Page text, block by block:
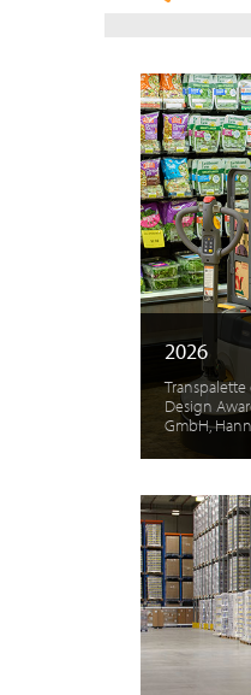
2026
Design
GmbH,